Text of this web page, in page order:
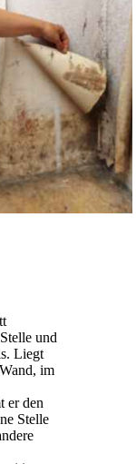
und
Liegt
im
er den
Stelle